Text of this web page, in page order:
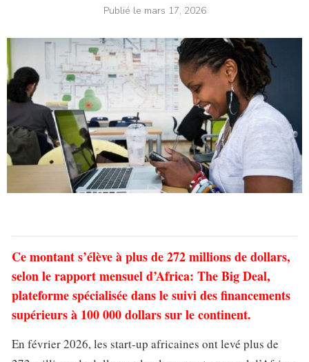
Publié le mars 17, 2026
Ce montant s’élève à plus de 272 millions de dollars,
selon le rapport mensuel d’Africa: The Big Deal,
plateforme spécialisée dans le suivi des financements
supérieurs à 100 000 dollars sur le continent.
En février 2026, les start-up africaines ont levé plus de